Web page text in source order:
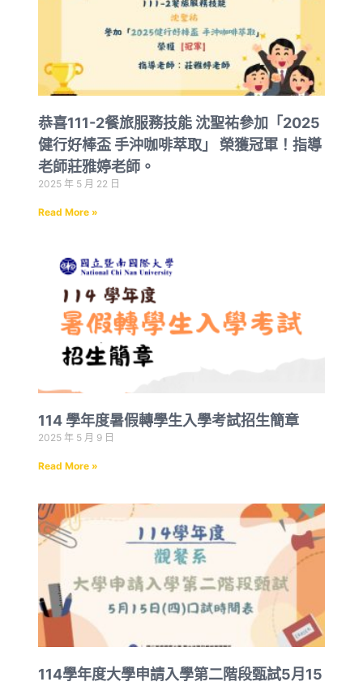
恭喜111-2餐旅服務技能 沈聖祐參加「2025
健行好棒盃 手沖咖啡萃取」 榮獲冠軍！指導
老師莊雅婷老師。
2025 年 5 月 22 日
Read More »
114 學年度暑假轉學生入學考試招生簡章
2025 年 5 月 9 日
Read More »
114學年度大學申請入學第二階段甄試5月15